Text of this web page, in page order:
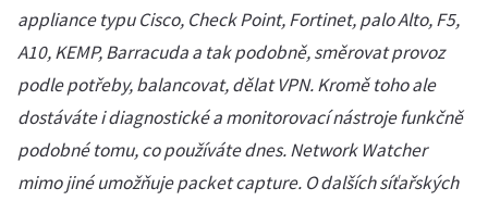
appliance typu Cisco, Check Point, Fortinet, palo Alto, F5,
A10, KEMP, Barracuda a tak podobně, směrovat provoz
podle potřeby, balancovat, dělat VPN. Kromě toho ale
dostáváte i diagnostické a monitorovací nástroje funkčně
podobné tomu, co používáte dnes. Network Watcher
mimo jiné umožňuje packet capture. O dalších síťařských